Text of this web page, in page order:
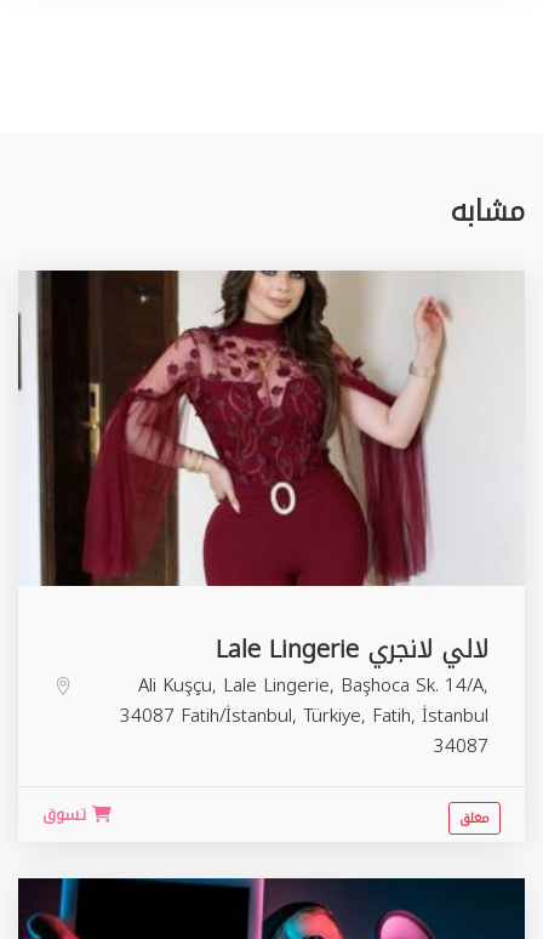
مشابه
لالي لانجري Lale Lingerie
Ali Kuşçu, Lale Lingerie, Başhoca Sk. 14/A,
34087 Fatih/İstanbul, Türkiye, Fatih, İstanbul
34087
تسوق مغلق